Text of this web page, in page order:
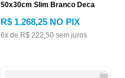
50x30cm Slim Branco Deca
R$ 1.268,25 NO PIX
6x de R$ 222,50 sem juros